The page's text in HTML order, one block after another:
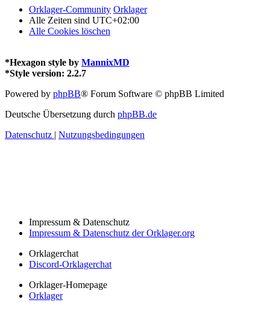
Orklager-Community Orklager
Alle Zeiten sind UTC+02:00
Alle Cookies löschen
*Hexagon style by MannixMD
*Style version: 2.2.7
Powered by phpBB® Forum Software © phpBB Limited
Deutsche Übersetzung durch phpBB.de
Datenschutz | Nutzungsbedingungen
Impressum & Datenschutz
Impressum & Datenschutz der Orklager.org
Orklagerchat
Discord-Orklagerchat
Orklager-Homepage
Orklager